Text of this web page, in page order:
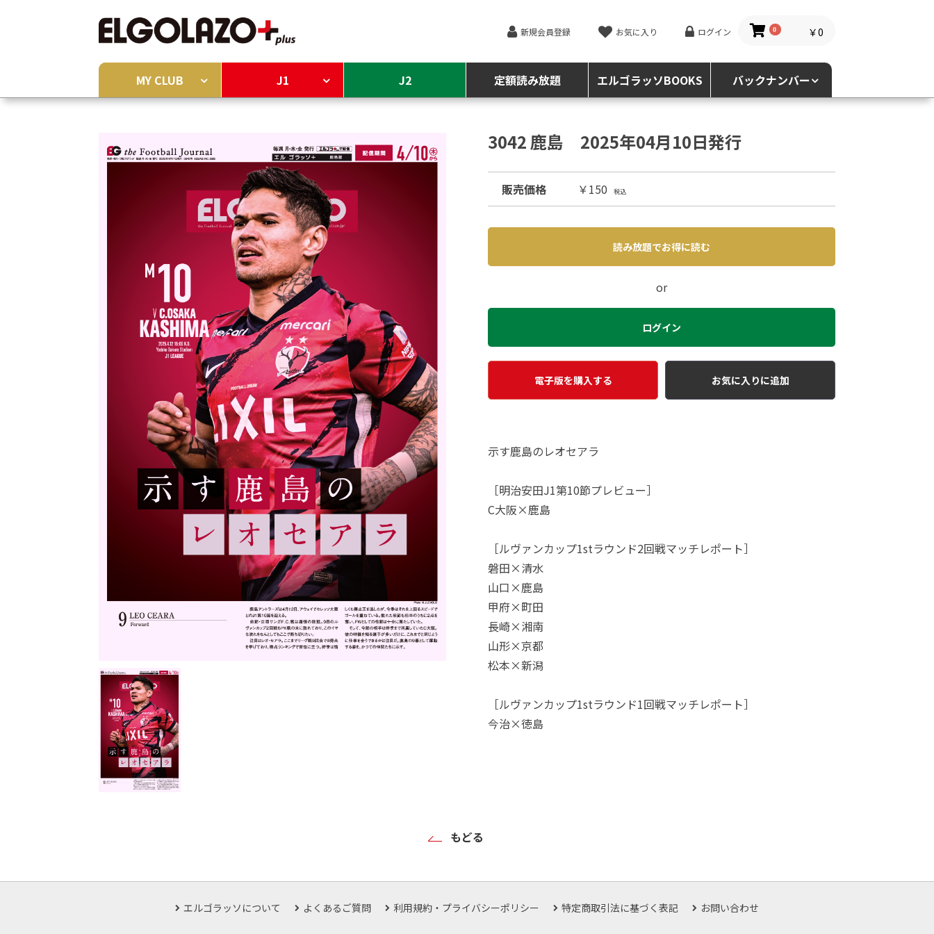
新規会員登録 お気に入り ログイン 0 ￥0
MY CLUB J1 J2 定額読み放題 エルゴラッソBOOKS バックナンバー
3042 鹿島 2025年04月10日発行
販売価格 ￥150 税込
読み放題でお得に読む
or
ログイン
電子版を購入する お気に入りに追加
示す鹿島のレオセアラ
［明治安田J1第10節プレビュー］
C大阪×鹿島
［ルヴァンカップ1stラウンド2回戦マッチレポート］
磐田×清水
山口×鹿島
甲府×町田
長崎×湘南
山形×京都
松本×新潟
［ルヴァンカップ1stラウンド1回戦マッチレポート］
今治×徳島
もどる
エルゴラッソについて よくあるご質問 利用規約・プライバシーポリシー 特定商取引法に基づく表記 お問い合わせ